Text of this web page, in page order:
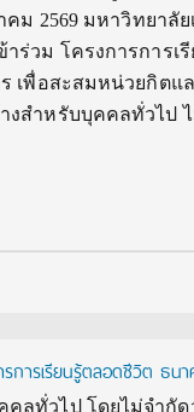
คม 2569 มหาวิทยา
ร่วม โครงการการเ
เพื่อสะสมหน่วยกิต
างสำหรับบุคคลทั่วไป
รการเรียนรู้ตลอดชีวิต
ลทั่วไป โดยไม่จำกั